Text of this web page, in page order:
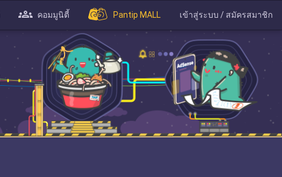
คอมมูนิตี้ Pantip MALL เข้าสู่ระบบ / สมัครสมาชิก